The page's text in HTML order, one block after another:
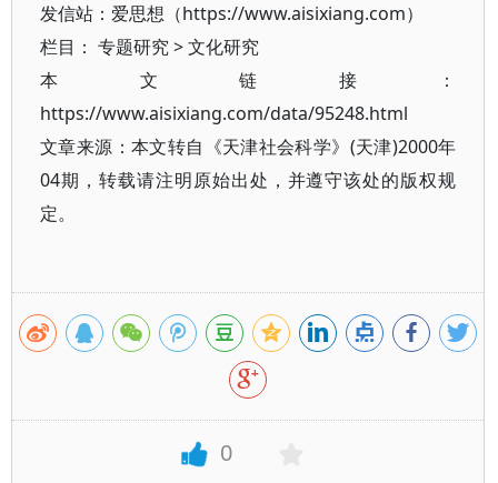
发信站：爱思想（https://www.aisixiang.com）
栏目： 专题研究>文化研究
本文链接：
https://www.aisixiang.com/data/95248.html
文章来源：本文转自《天津社会科学》(天津)2000年
04期，转载请注明原始出处，并遵守该处的版权规
定。
0